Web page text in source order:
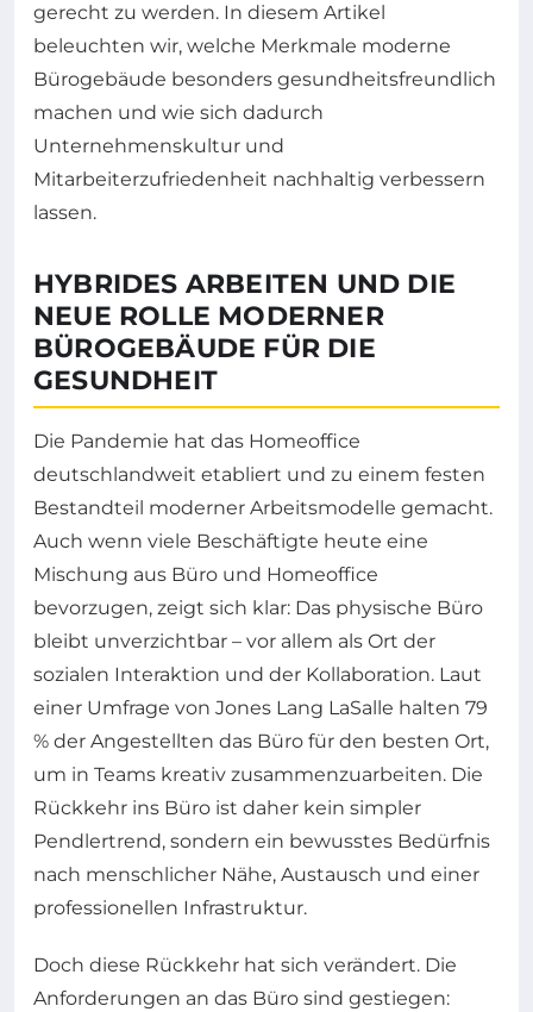
gerecht zu werden. In diesem Artikel
beleuchten wir, welche Merkmale moderne
Bürogebäude besonders gesundheitsfreundlich
machen und wie sich dadurch
Unternehmenskultur und
Mitarbeiterzufriedenheit nachhaltig verbessern
lassen.
HYBRIDES ARBEITEN UND DIE
NEUE ROLLE MODERNER
BÜROGEBÄUDE FÜR DIE
GESUNDHEIT
Die Pandemie hat das Homeoffice
deutschlandweit etabliert und zu einem festen
Bestandteil moderner Arbeitsmodelle gemacht.
Auch wenn viele Beschäftigte heute eine
Mischung aus Büro und Homeoffice
bevorzugen, zeigt sich klar: Das physische Büro
bleibt unverzichtbar – vor allem als Ort der
sozialen Interaktion und der Kollaboration. Laut
einer Umfrage von Jones Lang LaSalle halten 79
% der Angestellten das Büro für den besten Ort,
um in Teams kreativ zusammenzuarbeiten. Die
Rückkehr ins Büro ist daher kein simpler
Pendlertrend, sondern ein bewusstes Bedürfnis
nach menschlicher Nähe, Austausch und einer
professionellen Infrastruktur.
Doch diese Rückkehr hat sich verändert. Die
Anforderungen an das Büro sind gestiegen: